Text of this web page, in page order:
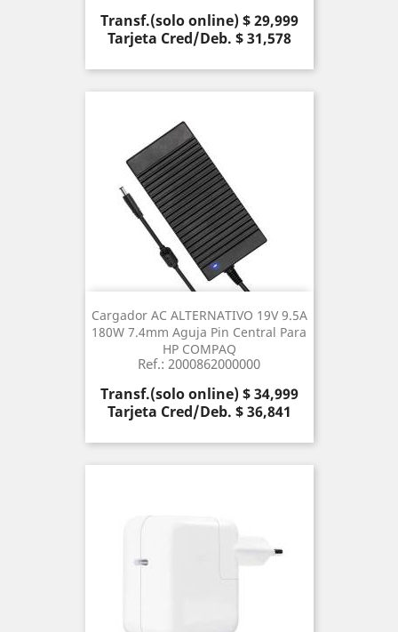
Precio
Transf.(solo online) $ 29,999
Tarjeta Cred/Deb. $ 31,578
Cargador AC ALTERNATIVO 19V 9.5A
180W 7.4mm Aguja Pin Central Para
HP COMPAQ
Ref.: 2000862000000
Precio
Transf.(solo online) $ 34,999
Tarjeta Cred/Deb. $ 36,841